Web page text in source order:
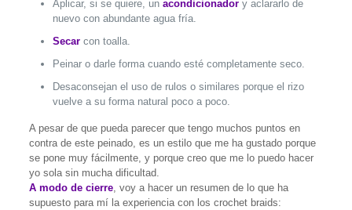
Aplicar, si se quiere, un acondicionadory aclararlo de
nuevo con abundante agua fría.
Secarcon toalla.
Peinar o darle forma cuando esté completamente seco.
Desaconsejan el uso de rulos o similares porque el rizo
vuelve a su forma natural poco a poco.
A pesar de que pueda parecer que tengo muchos puntos en
contra de este peinado, es un estilo que me ha gustado porque
se pone muy fácilmente, y porque creo que me lo puedo hacer
yo sola sin mucha dificultad.
A modo de cierre, voy a hacer un resumen de lo que ha
supuesto para mí la experiencia con los crochet braids: